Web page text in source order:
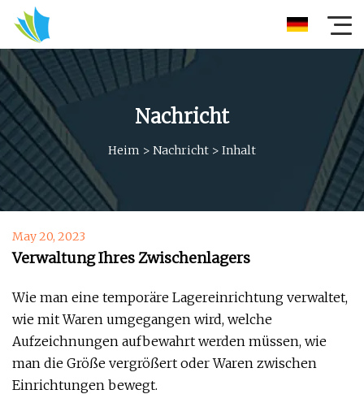
Nachricht
Heim > Nachricht > Inhalt
May 20, 2023
Verwaltung Ihres Zwischenlagers
Wie man eine temporäre Lagereinrichtung verwaltet,
wie mit Waren umgegangen wird, welche
Aufzeichnungen aufbewahrt werden müssen, wie
man die Größe vergrößert oder Waren zwischen
Einrichtungen bewegt.